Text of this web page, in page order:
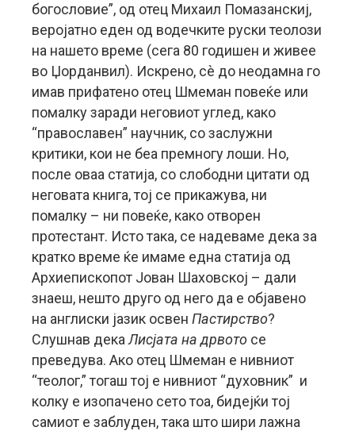
богословие”, од отец Михаил Помазанскиј,
веројатно еден од водечките руски теолози
на нашето време (сега 80 годишен и живее
во Џорданвил). Искрено, сè до неодамна го
имав прифатено отец Шмеман повеќе или
помалку заради неговиот углед, како
“православен” научник, со заслужни
критики, кои не беа премногу лоши. Но,
после оваа статија, со слободни цитати од
неговата книга, тој се прикажува, ни
помалку – ни повеќе, како отворен
протестант. Исто така, се надеваме дека за
кратко време ќе имаме една статија од
Архиепископот Јован Шаховској – дали
знаеш, нешто друго од него да е објавено
на англиски јазик освен Пастирство?
Слушнав декаЛисјата на дрвото се
преведува. Ако отец Шмеман е нивниот
“теолог,” тогаш тој е нивниот “духовник” и
колку е изопачено сето тоа, бидејќи тој
самиот е заблуден, така што шири лажна